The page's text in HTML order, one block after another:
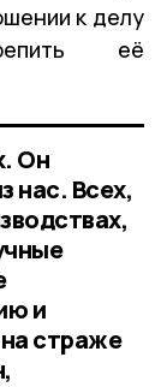
к делу
её
Он
нас. Всех,
и
страже